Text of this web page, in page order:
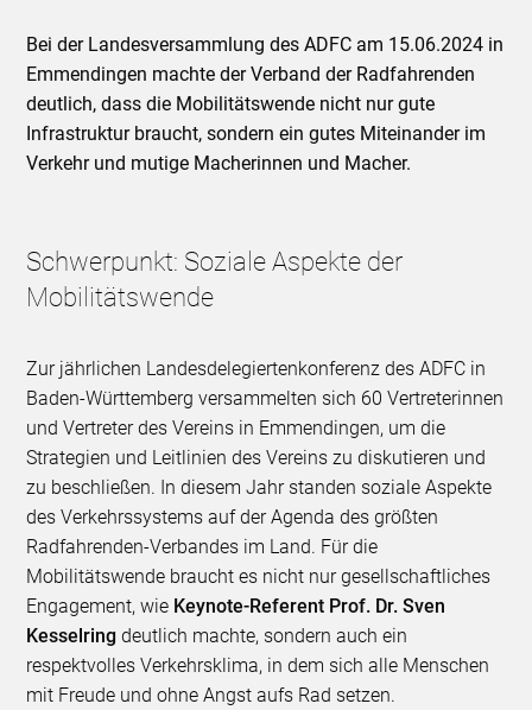
Bei der Landesversammlung des ADFC am 15.06.2024 in
Emmendingen machte der Verband der Radfahrenden
deutlich, dass die Mobilitätswende nicht nur gute
Infrastruktur braucht, sondern ein gutes Miteinander im
Verkehr und mutige Macherinnen und Macher.
Schwerpunkt: Soziale Aspekte der
Mobilitätswende
Zur jährlichen Landesdelegiertenkonferenz des ADFC in
Baden-Württemberg versammelten sich 60 Vertreterinnen
und Vertreter des Vereins in Emmendingen, um die
Strategien und Leitlinien des Vereins zu diskutieren und
zu beschließen. In diesem Jahr standen soziale Aspekte
des Verkehrssystems auf der Agenda des größten
Radfahrenden-Verbandes im Land. Für die
Mobilitätswende braucht es nicht nur gesellschaftliches
Engagement, wie Keynote-Referent Prof. Dr. Sven
Kesselring deutlich machte, sondern auch ein
respektvolles Verkehrsklima, in dem sich alle Menschen
mit Freude und ohne Angst aufs Rad setzen.